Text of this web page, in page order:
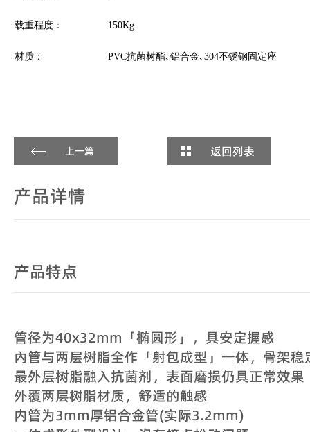
载重程度： 150Kg
材质： PVC抗菌树酯､铝合金､304不锈钢固定座
上一篇 返回列表
产品详情
产品特点
管径为40x32mm「椭圆形」，具安定握感
內管与两层树脂全作「射包成型」一体，骨架稳
最外层树脂融入抗菌剂，表面磨损仍具正常效果
外覆两层树脂材质，舒适的触感
内管为3mm厚铝合金管(实际3.2mm)